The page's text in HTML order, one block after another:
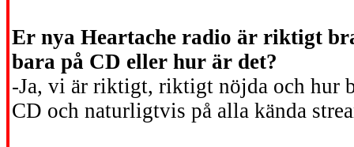
Er nya Heartache radio är riktigt
bara på CD eller hur är det?
-Ja, vi är riktigt, riktigt nöjda och hur
CD och naturligtvis på alla kända